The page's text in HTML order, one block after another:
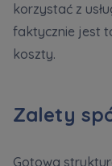
korzystać z
faktycznie jest
koszty.
Zalety
Gotowa